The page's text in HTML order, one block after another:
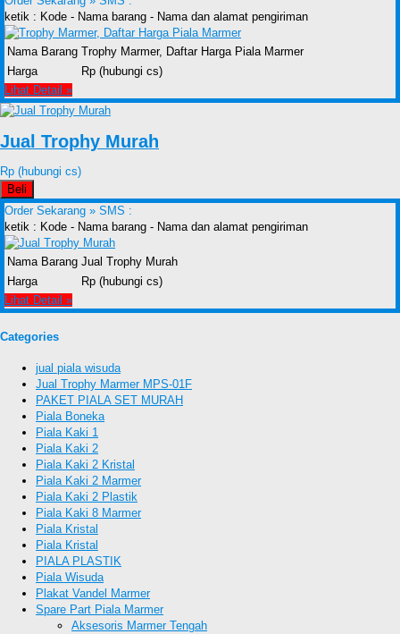
ketik : Kode - Nama barang - Nama dan alamat pengiriman
Nama Barang Trophy Marmer, Daftar Harga Piala Marmer
Harga
Rp (hubungi cs)
Lihat Detail »
Jual Trophy Murah
Rp (hubungi cs)
Beli
Order Sekarang » SMS :
ketik : Kode - Nama barang - Nama dan alamat pengiriman
Nama Barang Jual Trophy Murah
Harga
Rp (hubungi cs)
Lihat Detail »
Categories
jual piala wisuda
Jual Trophy Marmer MPS-01F
PAKET PIALA SET MURAH
Piala Boneka
Piala Kaki 1
Piala Kaki 2
Piala Kaki 2 Kristal
Piala Kaki 2 Marmer
Piala Kaki 2 Plastik
Piala Kaki 8 Marmer
Piala Kristal
Piala Kristal
PIALA PLASTIK
Piala Wisuda
Plakat Vandel Marmer
Spare Part Piala Marmer
Aksesoris Marmer Tengah